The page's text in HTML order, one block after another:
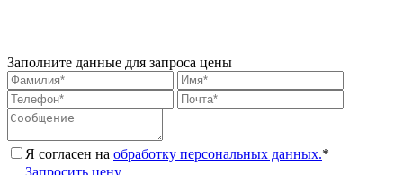
Заполните данные для запроса цены
Я согласен на обработку персональных данных.*
Запросить цену